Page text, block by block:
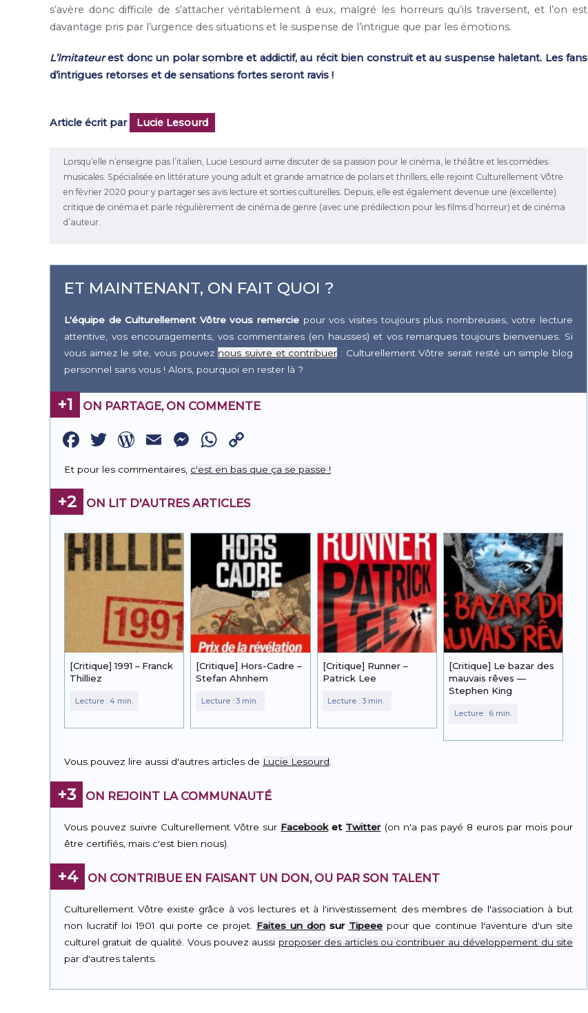
s’avère donc difficile de s’attacher véritablement à eux, malgré les horreurs qu’ils traversent, et l’on est
davantage pris par l’urgence des situations et le suspense de l’intrigue que par les émotions.
L’Imitateurest donc un polar sombre et addictif, au récit bien construit et au suspense haletant. Les fans
d’intrigues retorses et de sensations fortes seront ravis !
Article écrit par Lucie Lesourd
Lorsqu’elle n’enseigne pas l’italien, Lucie Lesourd aime discuter de sa passion pour le cinéma, le théâtre et les comédies
musicales. Spécialisée en littérature young adult et grande amatrice de polars et thrillers, elle rejoint Culturellement Vôtre
en février 2020 pour y partager ses avis lecture et sorties culturelles. Depuis, elle est également devenue une (excellente)
critique de cinéma et parle régulièrement de cinéma de genre (avec une prédilection pour les films d’horreur) et de cinéma
d’auteur.
ET MAINTENANT, ON FAIT QUOI ?
L'équipe de Culturellement Vôtre vous remercie pour vos visites toujours plus nombreuses, votre lecture
attentive, vos encouragements, vos commentaires (en hausses) et vos remarques toujours bienvenues. Si
vous aimez le site, vous pouvez nous suivre et contribuer : Culturellement Vôtre serait resté un simple blog
personnel sans vous ! Alors, pourquoi en rester là ?
+1 ON PARTAGE, ON COMMENTE
Facebook
Twitter
WordPress
EmailMessenger
WhatsApp
Link
Et pour les commentaires, c'est en bas que ça se passe !
+2 ON LIT D'AUTRES ARTICLES
[Critique] 1991 – Franck
Thilliez
[Critique] Hors-Cadre –
Stefan Ahnhem
[Critique] Runner –
Patrick Lee
[Critique] Le bazar des
mauvais rêves —
Stephen King
Vous pouvez lire aussi d'autres articles de Lucie Lesourd.
+3 ON REJOINT LA COMMUNAUTÉ
Vous pouvez suivre Culturellement Vôtre sur Facebooket Twitter(on n'a pas payé 8 euros par mois pour
être certifiés, mais c'est bien nous).
+4 ON CONTRIBUE EN FAISANT UN DON, OU PAR SON TALENT
Culturellement Vôtre existe grâce à vos lectures et à l'investissement des membres de l'association à but
non lucratif loi 1901 qui porte ce projet. Faites un donsur Tipeeepour que continue l'aventure d'un site
culturel gratuit de qualité. Vous pouvez aussi proposer des articles ou contribuer au développement du site
par d'autres talents.